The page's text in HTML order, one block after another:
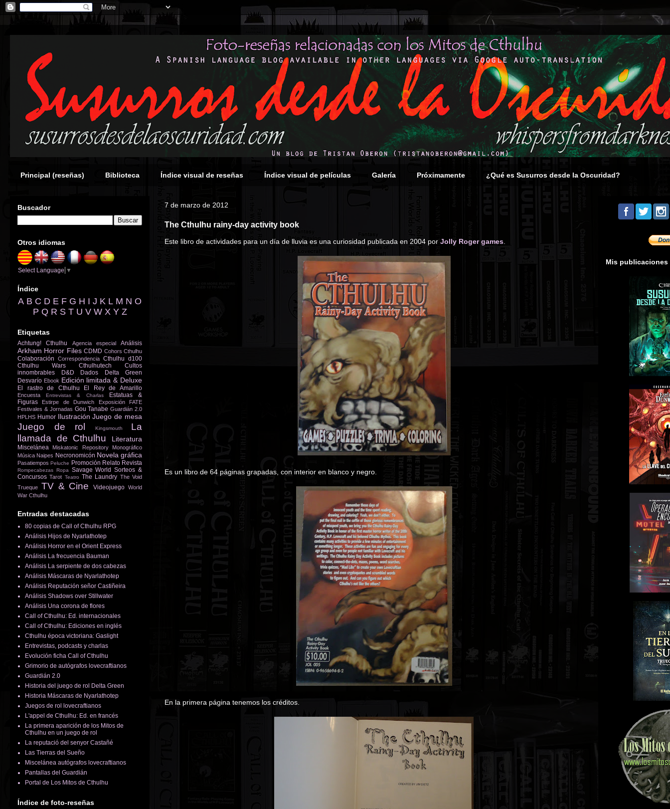
Principal (reseñas) Biblioteca Índice visual de reseñas Índice visual de películas Galería Próximamente ¿Qué es Susurros desde la Oscuridad?
7 de marzo de 2012
The Cthulhu rainy-day activity book
Este libro de actividades para un día de lluvia es una curiosidad publicada en 2004 por Jolly Roger games
Es un libro de 64 páginas grapadas, con interior en blanco y negro.
En la primera página tenemos los créditos.
Buscador
Otros idiomas
Select Language ▼
Índice
A B C D E F G H I J K L M N O
P Q R S T U V W X Y Z
Etiquetas
Achtung! Cthulhu Agencia especial Análisis
Arkham Horror Files CDMD Cohors Cthulhu
Colaboración Correspondencia Cthulhu d100
Cthulhu Wars
Cthulhutech
Cultos
innombrables
D&D Dados
Delta Green
Desvarío Ebook Edición limitada & Deluxe
El rastro de Cthulhu El Rey de Amarillo
Encuesta Entrevistas & Charlas
Estatuas &
Figuras
Estirpe de Dunwich Exposición
FATE
Festivales & Jornadas Gou Tanabe Guardián 2.0
HPLHS Humor Ilustración Juego de mesa
Juego de rol Kingsmouth
La
llamada de Cthulhu
Literatura
Miscelánea Miskatonic Repository
Monográfico
Música Naipes Necronomicón Novela gráfica
Pasatiempos Peluche Promoción Relato Revista
Rompecabezas Ropa Savage World Sorteos &
Concursos Tarot Teatro The Laundry The Void
Trueque TV & Cine Videojuego World
War Cthulhu
Entradas destacadas
80 copias de Call of Cthulhu RPG
Análisis Hijos de Nyarlathotep
Análisis Horror en el Orient Express
Análisis La frecuencia Bauman
Análisis La serpiente de dos cabezas
Análisis Máscaras de Nyarlathotep
Análisis Reputación señor Castiñeira
Análisis Shadows over Stillwater
Análisis Una corona de flores
Call of Cthulhu: Ed. internacionales
Call of Cthulhu: Ediciones en inglés
Cthulhu época victoriana: Gaslight
Entrevistas, podcasts y charlas
Evolución ficha Call of Cthulhu
Grimorio de autógrafos lovecraftianos
Guardián 2.0
Historia del juego de rol Delta Green
Historia Máscaras de Nyarlathotep
Juegos de rol lovecraftianos
L'appel de Cthulhu: Ed. en francés
La primera aparición de los Mitos de
Cthulhu en un juego de rol
La reputació del senyor Castañé
Las Tierras del Sueño
Miscelánea autógrafos lovecraftianos
Pantallas del Guardián
Portal de Los Mitos de Cthulhu
Índice de foto-reseñas
Mis publicaciones